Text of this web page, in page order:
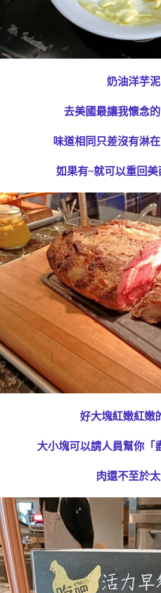
奶油洋芋泥
去美國最讓我懷念
味道相同只差沒有淋
如果有~就可以重回
好大塊紅嫩紅嫩
大小塊可以請人員幫你「
肉還不至於